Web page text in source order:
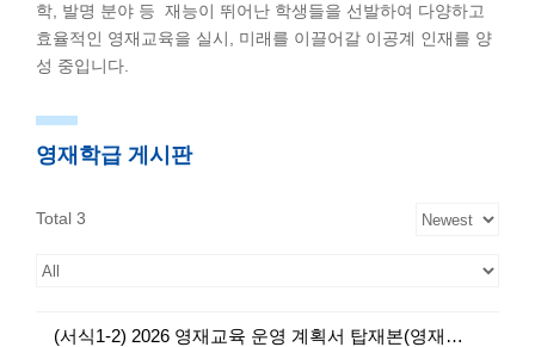
학, 발명 분야 등 재능이 뛰어난 학생들을 선발하여 다양하고
효율적인 영재교육을 실시, 미래를 이끌어갈 이공계 인재를 양
성 중입니다.
영재학급 게시판
Total 3
(서식1-2) 2026 영재교육 운영 계획서 탑재본(영재학급_환일고)